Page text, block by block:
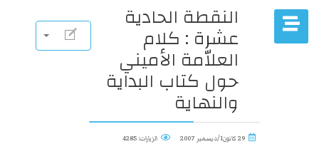
النقطة الحادية
عشرة : كلام
العلاّمة الأميني
حول كتاب البداية
والنهاية
29 كانون1/ديسمبر 2007 الزيارات: 4285